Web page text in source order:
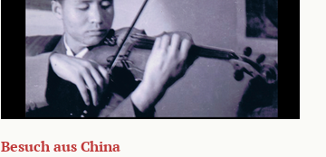
Besuch aus China